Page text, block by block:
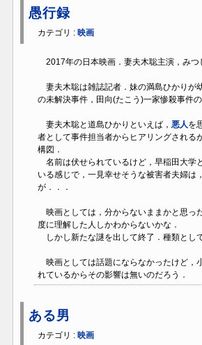
愚行録
カテゴリ : 映画
2017年の日本映画．妻夫木聡主演，みつ
妻夫木聡は雑誌記者．妹の満島ひかりが
の未解決事件，田向(たこう)一家惨殺事件
妻夫木聡と道島ひかりといえば， 悪人を
者として事件担当者からヒアリングされる
構図．
名前は伏せられているけど，早稲田大学
いる感じで，一見幸せそうな被害者夫婦
が．．．
映画としては，分からないままかと思っ
度に理解した人しかわからないかな．
しかし新たな謎を出して終了．種類とし
映画としては話題にならなかったけど，
れているからその影響は無いのだろう．
ある男
カテゴリ : 映画